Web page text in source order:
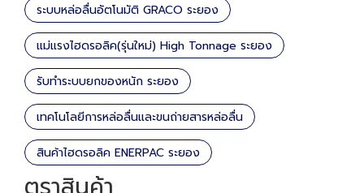
ระบบหล่อลื่นอัตโนมัติ GRACO ระยอง
แม่แรงไฮดรอลิค(รุ่นใหม่) High Tonnage ระยอง
รับทำระบบยกของหนัก ระยอง
เทคโนโลยีการหล่อลื่นและขนถ่ายสารหล่อลื่น
สินค้าไฮดรอลิค ENERPAC ระยอง